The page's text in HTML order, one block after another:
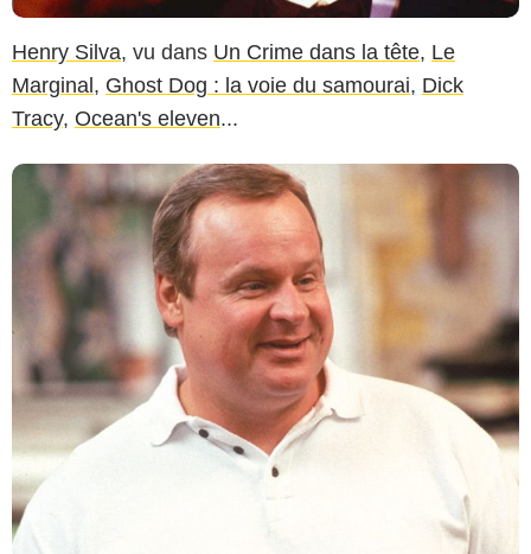
Henry Silva, vu dans Un Crime dans la tête, Le
Marginal , Ghost Dog : la voie du samourai, Dick
Tracy, Ocean's eleven...